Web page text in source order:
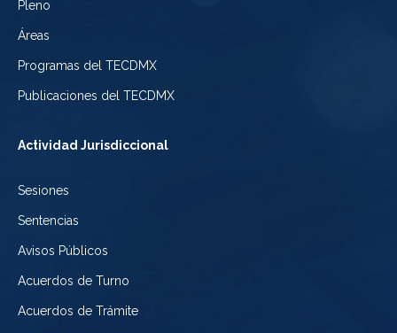
Pleno
Áreas
Programas del TECDMX
Publicaciones del TECDMX
Actividad Jurisdiccional
Sesiones
Sentencias
Avisos Públicos
Acuerdos de Turno
Acuerdos de Trámite